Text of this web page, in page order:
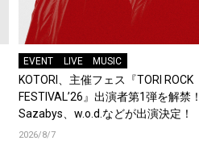
EVENT LIVE MUSIC
KOTORI、主催フェス『TORI ROCK
FESTIVAL’26』出演者第1弾を解禁
Sazabys、w.o.d.などが出演決定！
2026/8/7